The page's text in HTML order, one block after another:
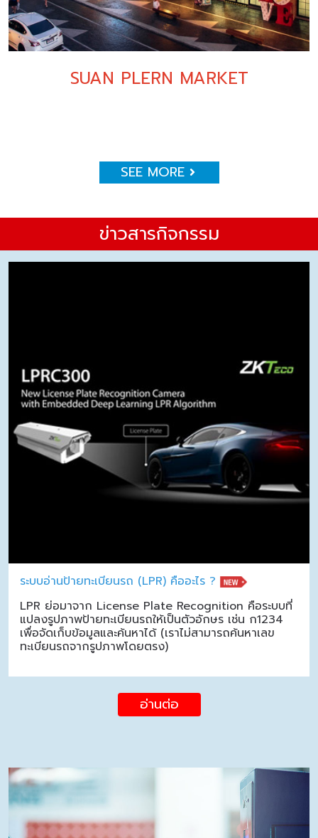
SUAN PLERN MARKET
SEE MORE
ข่าวสารกิจกรรม
ระบบอ่านป้ายทะเบียนรถ (LPR) คืออะไร ?
LPR ย่อมาจาก License Plate Recognition คือระบบที่
แปลงรูปภาพป้ายทะเบียนรถให้เป็นตัวอักษร เช่น ก1234
เพื่อจัดเก็บข้อมูลและค้นหาได้ (เราไม่สามารถค้นหาเลข
ทะเบียนรถจากรูปภาพโดยตรง)
อ่านต่อ